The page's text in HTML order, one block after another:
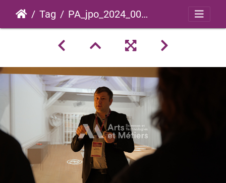
Tag PA_jpo_2024_0051